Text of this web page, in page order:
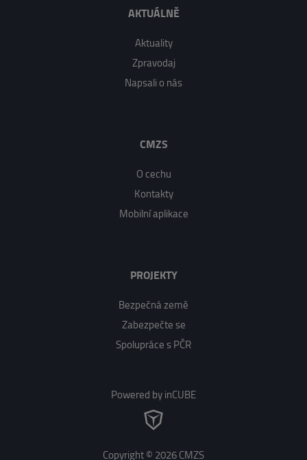
AKTUÁLNĚ
Aktuality
Zpravodaj
Napsali o nás
CMZS
O cechu
Kontakty
Mobilní aplikace
PROJEKTY
Bezpečná země
Zabezpečte se
Spolupráce s PČR
Copyright © 2026 CMZS
Powered by inCUBE